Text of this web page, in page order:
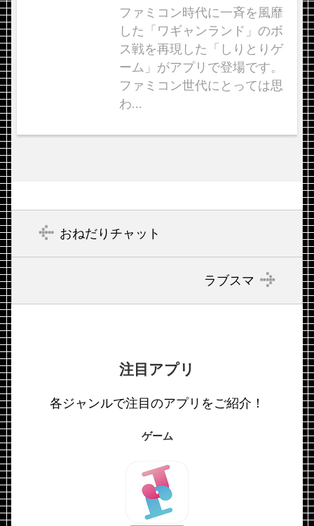
ファミコン時代に一斉を風靡
した「ワギャンランド」のボ
ス戦を再現した「しりとりゲ
ーム」がアプリで登場です。
ファミコン世代にとっては思
わ...
おねだりチャット
ラブスマ
注目アプリ
各ジャンルで注目のアプリをご紹介！
ゲーム